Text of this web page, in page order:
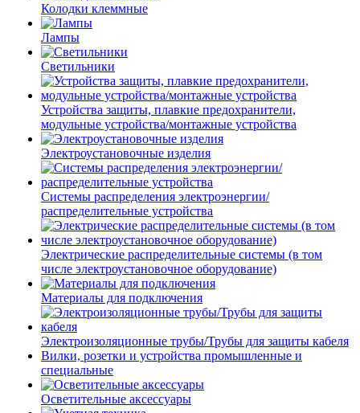
Колодки клеммные
Лампы
Светильники
Устройства защиты, плавкие предохранители,
модульные устройства/монтажные устройства
Электроустановочные изделия
Системы распределения электроэнергии/
распределительные устройства
Электрические распределительные системы (в том
числе электроустановочное оборудование)
Материалы для подключения
Электроизоляционные трубы/Трубы для защиты кабеля
Вилки, розетки и устройства промышленные и
специальные
Осветительные аксессуары